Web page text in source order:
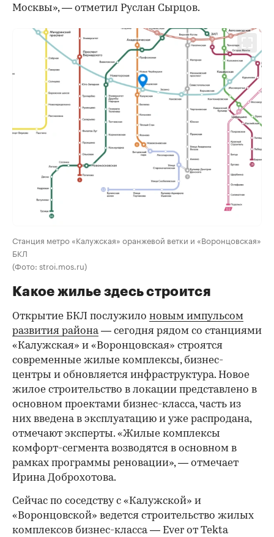
Москвы», — отметил Руслан Сырцов.
Станция метро «Калужская» оранжевой ветки и «Воронцовская»
БКЛ
(Фото: stroi.mos.ru)
Какое жилье здесь строится
Открытие БКЛ послужило новым импульсом
развития района— сегодня рядом со станциями
«Калужская» и «Воронцовская» строятся
современные жилые комплексы, бизнес-
центры и обновляется инфраструктура. Новое
жилое строительство в локации представлено в
основном проектами бизнес-класса, часть из
них введена в эксплуатацию и уже распродана,
отмечают эксперты. «Жилые комплексы
комфорт-сегмента возводятся в основном в
рамках программы реновации», — отмечает
Ирина Доброхотова.
Сейчас по соседству с «Калужской» и
«Воронцовской» ведется строительство жилых
комплексов бизнес-класса — Ever от Tekta